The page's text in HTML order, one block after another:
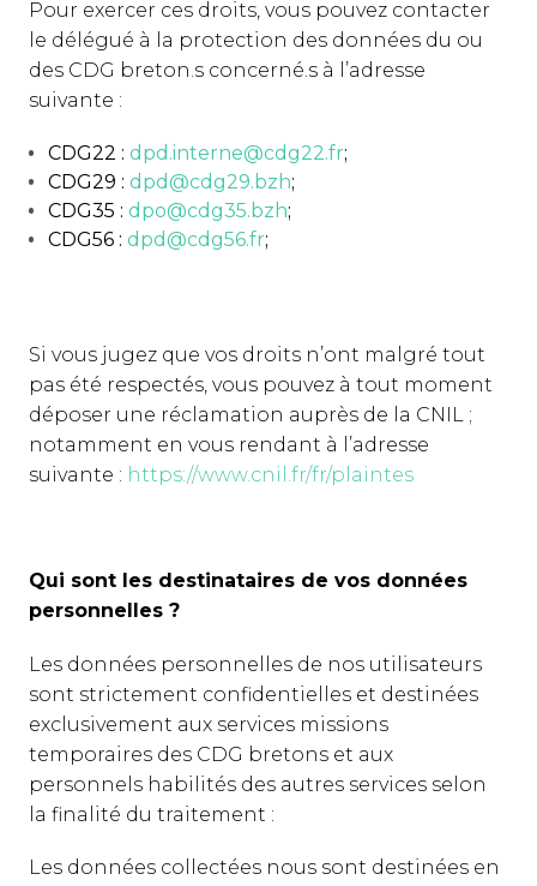
Pour exercer ces droits, vous pouvez contacter
le délégué à la protection des données du ou
des CDG breton.s concerné.s à l’adresse
suivante :
CDG22 : dpd.interne@cdg22.fr;
CDG29 : dpd@cdg29.bzh;
CDG35 : dpo@cdg35.bzh;
CDG56 : dpd@cdg56.fr;
Si vous jugez que vos droits n’ont malgré tout
pas été respectés, vous pouvez à tout moment
déposer une réclamation auprès de la CNIL ;
notamment en vous rendant à l’adresse
suivante : https://www.cnil.fr/fr/plaintes
Qui sont les destinataires de vos données
personnelles ?
Les données personnelles de nos utilisateurs
sont strictement confidentielles et destinées
exclusivement aux services missions
temporaires des CDG bretons et aux
personnels habilités des autres services selon
la finalité du traitement :
Les données collectées nous sont destinées en